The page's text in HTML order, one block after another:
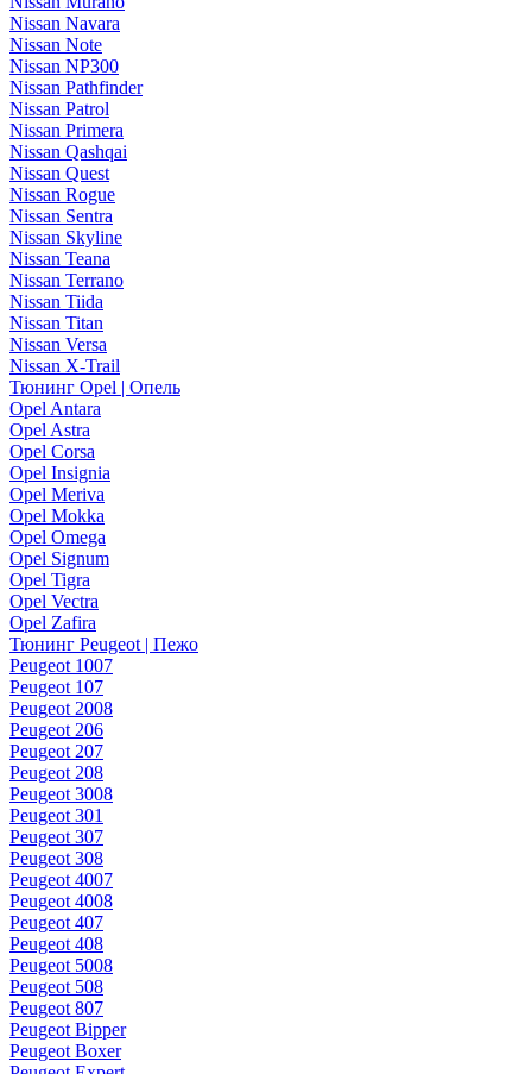
Nissan Navara
Nissan Note
Nissan NP300
Nissan Pathfinder
Nissan Patrol
Nissan Primera
Nissan Qashqai
Nissan Quest
Nissan Rogue
Nissan Sentra
Nissan Skyline
Nissan Teana
Nissan Terrano
Nissan Tiida
Nissan Titan
Nissan Versa
Nissan X-Trail
Тюнинг Opel | Опель
Opel Antara
Opel Astra
Opel Corsa
Opel Insignia
Opel Meriva
Opel Mokka
Opel Omega
Opel Signum
Opel Tigra
Opel Vectra
Opel Zafira
Тюнинг Peugeot | Пежо
Peugeot 1007
Peugeot 107
Peugeot 2008
Peugeot 206
Peugeot 207
Peugeot 208
Peugeot 3008
Peugeot 301
Peugeot 307
Peugeot 308
Peugeot 4007
Peugeot 4008
Peugeot 407
Peugeot 408
Peugeot 5008
Peugeot 508
Peugeot 807
Peugeot Bipper
Peugeot Boxer